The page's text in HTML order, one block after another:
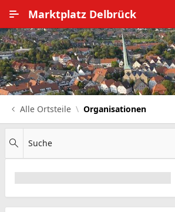
Marktplatz Delbrück
Alle Ortsteile
Impressum
Datenschutz
Alle Ortsteile Organisationen
Suche